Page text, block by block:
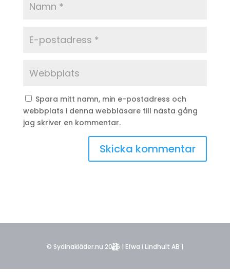
Spara mitt namn, min e-postadress och
webbplats i denna webbläsare till nästa gång
jag skriver en kommentar.
© Sydinakläder.nu 2026 | Efwa i Lindhult AB |